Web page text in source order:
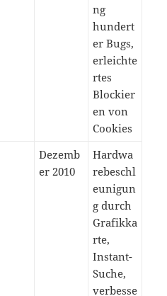
ng
hundert
er Bugs,
erleichte
rtes
Blockier
en von
Cookies
Dezemb
er 2010
Hardwa
rebeschl
eunigun
g durch
Grafikka
rte,
Instant-
Suche,
verbesse